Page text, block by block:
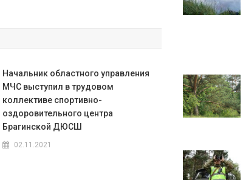
Начальник областного управления
МЧС выступил в трудовом
коллективе спортивно-
оздоровительного центра
Брагинской ДЮСШ
02.11.2021